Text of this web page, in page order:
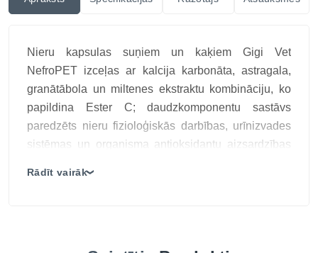
Nieru kapsulas suņiem un kaķiem Gigi Vet
NefroPET izceļas ar kalcija karbonāta, astragala,
granātābola un miltenes ekstraktu kombināciju, ko
papildina Ester C; daudzkomponentu sastāvs
paredzēts nieru fizioloģiskās darbības, urīnizvades
sistēmas un organisma antioksidantu aizsardzības
Rādīt vairāk❯